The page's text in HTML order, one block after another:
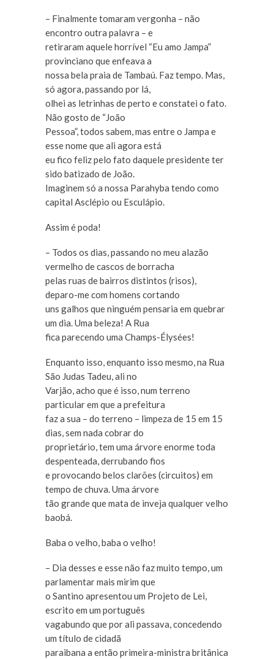
– Finalmente tomaram vergonha – não
encontro outra palavra – e
retiraram aquele horrível “Eu amo Jampa”
provinciano que enfeava a
nossa bela praia de Tambaú. Faz tempo. Mas,
só agora, passando por lá,
olhei as letrinhas de perto e constatei o fato.
Não gosto de “João
Pessoa”, todos sabem, mas entre o Jampa e
esse nome que ali agora está
eu fico feliz pelo fato daquele presidente ter
sido batizado de João.
Imaginem só a nossa Parahyba tendo como
capital Asclépio ou Esculápio.
Assim é poda!
– Todos os dias, passando no meu alazão
vermelho de cascos de borracha
pelas ruas de bairros distintos (risos),
deparo-me com homens cortando
uns galhos que ninguém pensaria em quebrar
um dia. Uma beleza! A Rua
fica parecendo uma Champs-Élysées!
Enquanto isso, enquanto isso mesmo, na Rua
São Judas Tadeu, ali no
Varjão, acho que é isso, num terreno
particular em que a prefeitura
faz a sua – do terreno – limpeza de 15 em 15
dias, sem nada cobrar do
proprietário, tem uma árvore enorme toda
despenteada, derrubando fios
e provocando belos clarões (circuitos) em
tempo de chuva. Uma árvore
tão grande que mata de inveja qualquer velho
baobá.
Baba o velho, baba o velho!
– Dia desses e esse não faz muito tempo, um
parlamentar mais mirim que
o Santino apresentou um Projeto de Lei,
escrito em um português
vagabundo que por ali passava, concedendo
um título de cidadã
paraibana a então primeira-ministra britânica